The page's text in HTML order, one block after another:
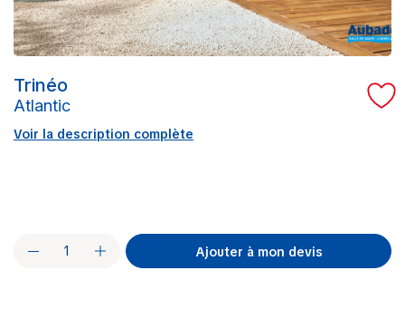
Trinéo
Atlantic
Voir la description complète
Ajouter à mon devis